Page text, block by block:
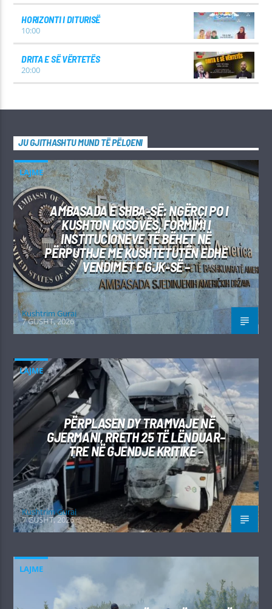
HORIZONTI I DITURISË
10:00
DRITA E SË VËRTETËS
20:00
JU GJITHASHTU MUND TË PËLQENI
LAJME
AMBASADA E SHBA-SË: NGËRÇI PO I
KUSHTON KOSOVËS, FORMIMI I
INSTITUCIONEVE TË BËHET NË
PËRPUTHJE ME KUSHTETUTËN EDHE
VENDIMET E GJK-SË –
Kushtrim Guraj
7 GUSHT, 2026
LAJME
PËRPLASEN DY TRAMVAJE NË
GJERMANI, RRETH 25 TË LËNDUAR–
TRE NË GJENDJE KRITIKE –
Kushtrim Guraj
7 GUSHT, 2026
LAJME